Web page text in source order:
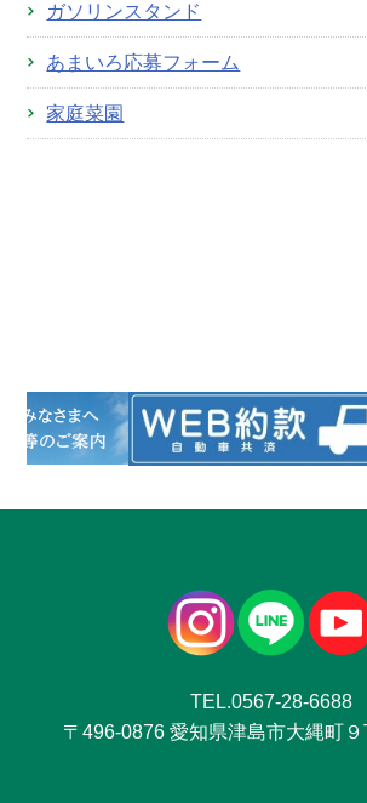
ガソリンスタンド
あまいろ応募フォーム
家庭菜園
TEL.0567-28-6688
〒496-0876 愛知県津島市大縄町